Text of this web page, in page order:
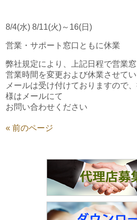
8/4(水) 8/11(火)～16(日)
営業・サポート窓口ともに休業
弊社規定により、上記日程で営業
営業時間を変更および休業させてい
メールは受け付けておりますので
様はメールにて
お問い合わせください
« 前のページ